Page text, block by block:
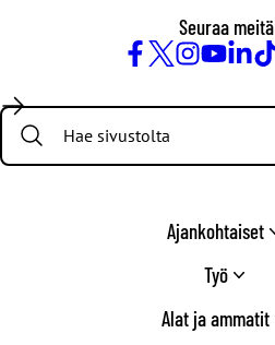
Seuraa meitä
/
Twitter
Search:
Ajankohtaiset
Työ
Alat ja ammatit